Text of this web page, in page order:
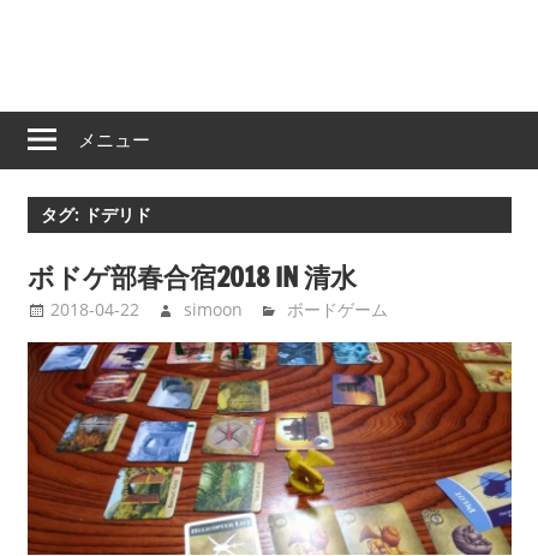
メニュー
タグ: ドデリド
ボドゲ部春合宿2018 IN 清水
2018-04-22 simoon ボードゲーム